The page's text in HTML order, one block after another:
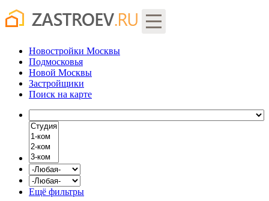
Новостройки Москвы
Подмосковья
Новой Москвы
Застройщики
Поиск на карте
Ещё фильтры